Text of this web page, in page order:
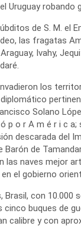
robando
de S. M. el
las fragatas
Ivahy,
los
Solano
p o r A m é r i c
descarada del
de
las naves mejor
el gobierno
con 10.000
cinco buques de
calibre y con